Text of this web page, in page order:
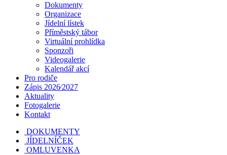
Dokumenty
Organizace
Jídelní lístek
Příměstský tábor
Virtuální prohlídka
Sponzoři
Videogalerie
Kalendář akcí
Pro rodiče
Zápis 2026⁄2027
Aktuality
Fotogalerie
Kontakt
DOKUMENTY
JÍDELNÍČEK
OMLUVENKA